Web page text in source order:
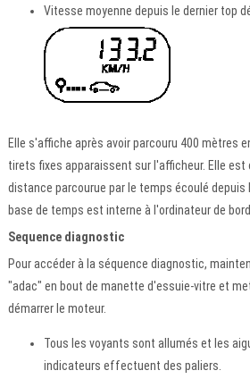
Vitesse moyenne depuis le dernier top
Elle s'affiche après avoir parcouru 400 mètres
tirets fixes apparaissent sur l'afficheur. Elle est
distance parcourue par le temps écoulé depuis
base de temps est interne à l'ordinateur de bord.
Sequence diagnostic
Pour accéder à la séquence diagnostic,
"adac" en bout de manette d'essuie-vitre et
démarrer le moteur.
Tous les voyants sont allumés et les
indicateurs effectuent des paliers.